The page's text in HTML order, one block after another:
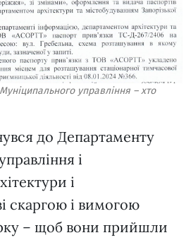
управління – хто
до Департаменту
і
і
скаргою і вимогою
– щоб вони прийшли